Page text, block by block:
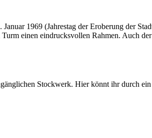
1969 (Jahrestag der Eroberung der
einen eindrucksvollen Rahmen. Auch
Stockwerk. Hier könnt ihr durch